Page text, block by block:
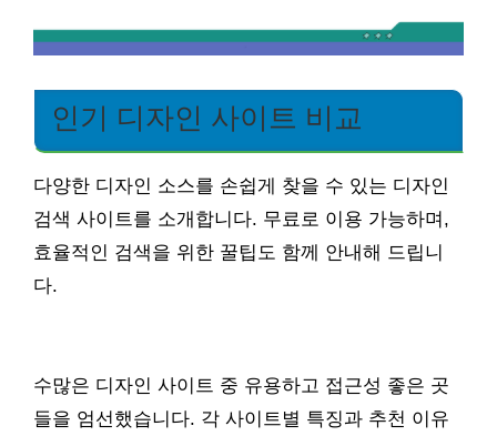
인기 디자인 사이트 비교
다양한 디자인 소스를 손쉽게 찾을 수 있는 디자인
검색 사이트를 소개합니다. 무료로 이용 가능하며,
효율적인 검색을 위한 꿀팁도 함께 안내해 드립니
다.
수많은 디자인 사이트 중 유용하고 접근성 좋은 곳
들을 엄선했습니다. 각 사이트별 특징과 추천 이유